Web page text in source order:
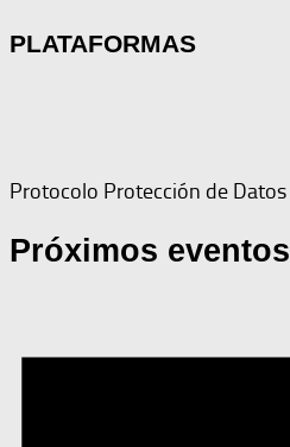
PLATAFORMAS
Protocolo Protección de Datos
Próximos eventos